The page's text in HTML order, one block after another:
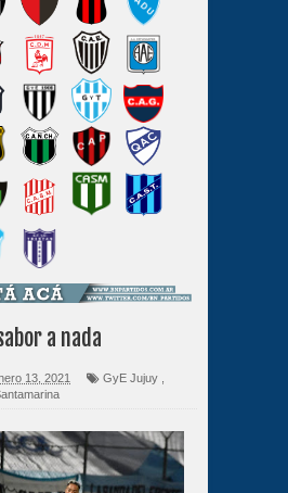
a nada
13, 2021 GyE Jujuy